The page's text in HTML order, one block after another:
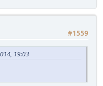
#1559
19:03